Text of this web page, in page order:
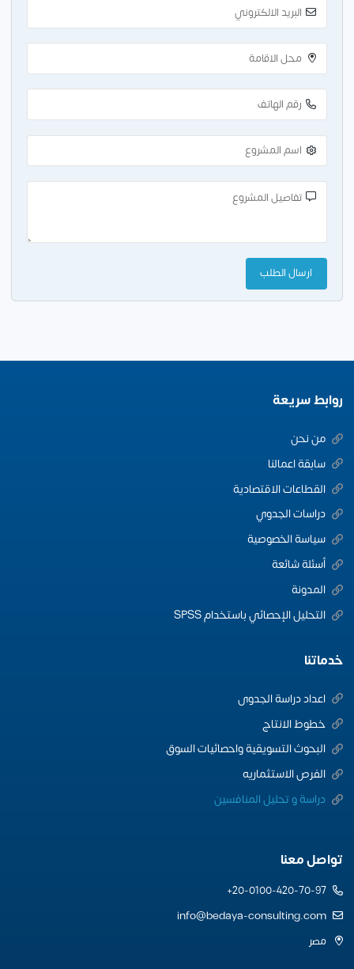
روابط سريعة
من نحن
سابقة اعمالنا
القطاعات الاقتصادية
دراسات الجدوي
سياسة الخصوصية
أسئلة شائعة
المدونة
التحليل الإحصائي باستخدام SPSS
خدماتنا
اعداد دراسة الجدوى
خطوط الانتاج
البحوث التسويقية واحصائيات السوق
الفرص الاستثماريه
دراسة و تحليل المنافسين
تواصل معنا
20-0100-420-70-97+
info@bedaya-consulting.com
مصر